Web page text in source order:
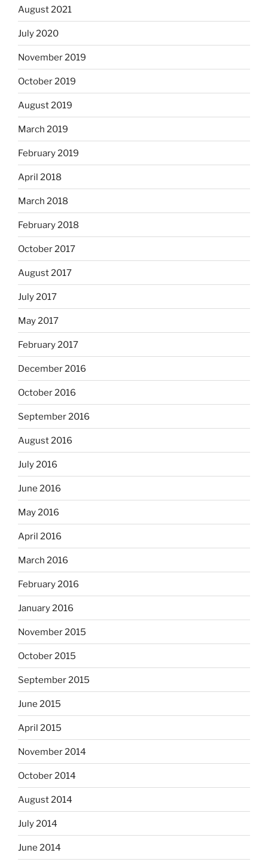
August 2021
July 2020
November 2019
October 2019
August 2019
March 2019
February 2019
April 2018
March 2018
February 2018
October 2017
August 2017
July 2017
May 2017
February 2017
December 2016
October 2016
September 2016
August 2016
July 2016
June 2016
May 2016
April 2016
March 2016
February 2016
January 2016
November 2015
October 2015
September 2015
June 2015
April 2015
November 2014
October 2014
August 2014
July 2014
June 2014